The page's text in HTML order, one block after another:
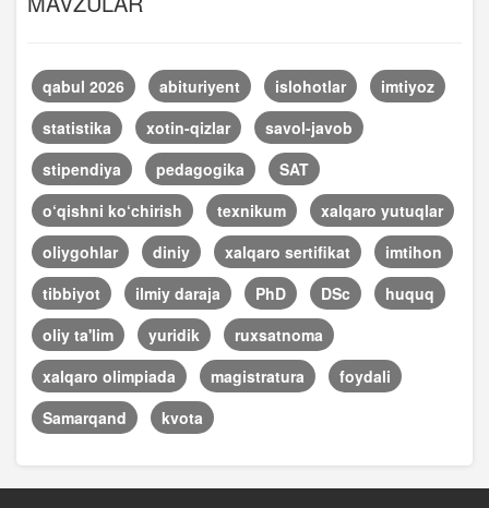
qabul 2026 abituriyent islohotlar
imtiyoz
statistika
xotin-qizlar
savol-javob
stipendiya
pedagogika
SAT
o‘qishni ko‘chirish
texnikum
xalqaro yutuqlar
oliygohlar
diniy xalqaro sertifikat
imtihon
tibbiyot
ilmiy daraja PhD DSc
huquq
oliy ta'lim
yuridik
ruxsatnoma
xalqaro olimpiada
magistratura
foydali
Samarqand
kvota